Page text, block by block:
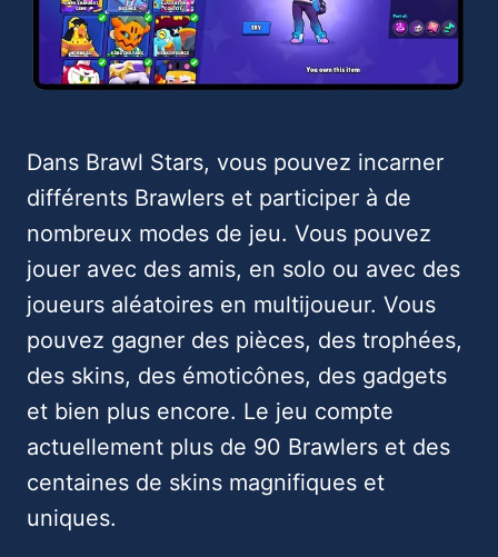
Dans Brawl Stars, vous pouvez incarner
différents Brawlers et participer à de
nombreux modes de jeu. Vous pouvez
jouer avec des amis, en solo ou avec des
joueurs aléatoires en multijoueur. Vous
pouvez gagner des pièces, des trophées,
des skins, des émoticônes, des gadgets
et bien plus encore. Le jeu compte
actuellement plus de 90 Brawlers et des
centaines de skins magnifiques et
uniques.